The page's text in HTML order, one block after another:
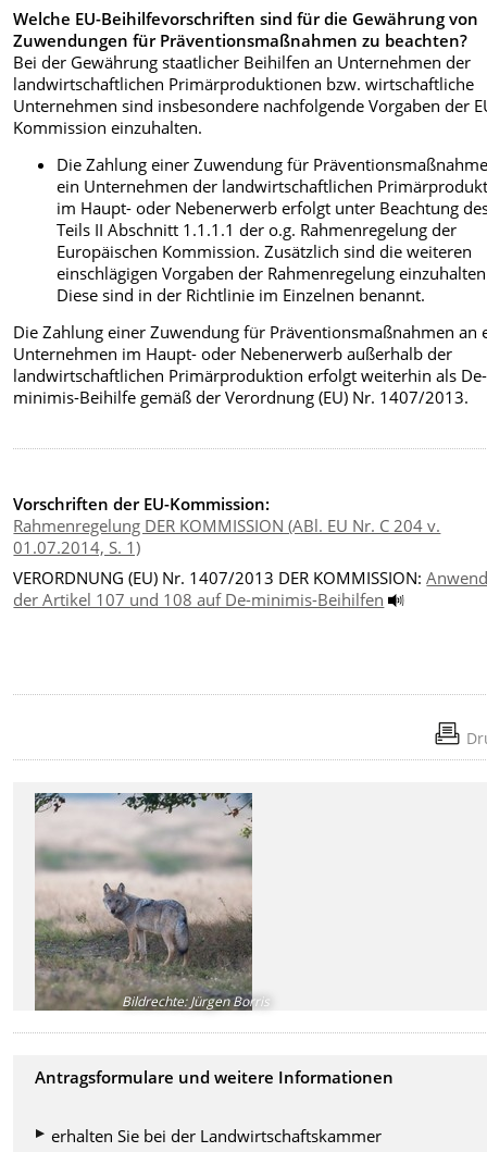
Welche EU-Beihilfevorschriften sind für die Gewährung von
Zuwendungen für Präventionsmaßnahmen zu beachten?
Bei der Gewährung staatlicher Beihilfen an Unternehmen der
landwirtschaftlichen Primärproduktionen bzw. wirtschaftliche
Unternehmen sind insbesondere nachfolgende Vorgaben der
Kommission einzuhalten.
Die Zahlung einer Zuwendung für
ein Unternehmen der landwirtschaftlichen
im Haupt- oder Nebenerwerb erfolgt unter Beachtung
Teils II Abschnitt 1.1.1.1 der o.g. Rahmenregelung der
Europäischen Kommission. Zusätzlich sind die weiteren
einschlägigen Vorgaben der Rahmenregelung
Diese sind in der Richtlinie im Einzelnen benannt.
Die Zahlung einer Zuwendung für Präventionsmaßnahmen an
Unternehmen im Haupt- oder Nebenerwerb außerhalb der
landwirtschaftlichen Primärproduktion erfolgt weiterhin als De-
minimis-Beihilfe gemäß der Verordnung (EU) Nr. 1407/2013.
Vorschriften der EU-Kommission:
Rahmenregelung DER KOMMISSION (ABl. EU Nr. C 204 v.
01.07.2014, S. 1)
VERORDNUNG (EU) Nr. 1407/2013 DER KOMMISSION:
der Artikel 107 und 108 auf De-minimis-Beihilfen
Bildrechte:Jürgen Borris
Antragsformulare und weitere Informationen
erhalten Sie bei der Landwirtschaftskammer